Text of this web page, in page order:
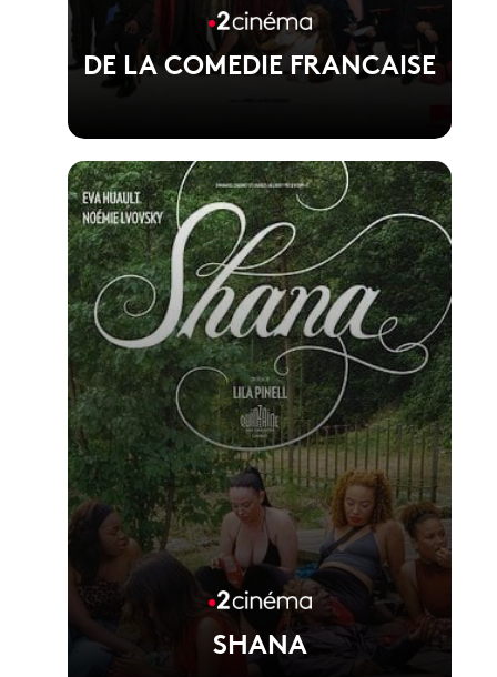
DE LA COMEDIE FRANCAISE
1er film de Martin Darondeau et Bertrand
Usclat
Voir la fiche du film
SHANA